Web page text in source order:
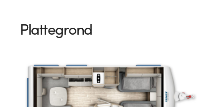
Plattegrond